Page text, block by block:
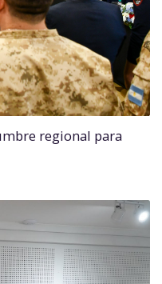
regional para